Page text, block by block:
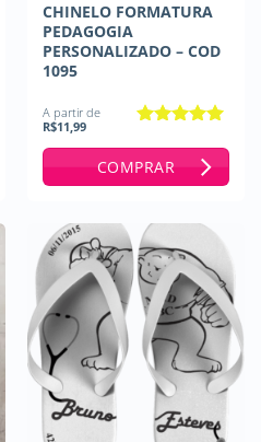
CHINELO FORMATURA
PEDAGOGIA
PERSONALIZADO – COD
1095
A partir de
R$11,99
COMPRAR